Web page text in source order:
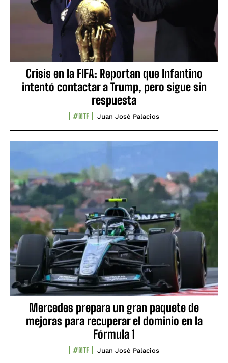
Crisis en la FIFA: Reportan que Infantino
intentó contactar a Trump, pero sigue sin
respuesta
#NTF Juan José Palacios
Mercedes prepara un gran paquete de
mejoras para recuperar el dominio en la
Fórmula 1
#NTF Juan José Palacios